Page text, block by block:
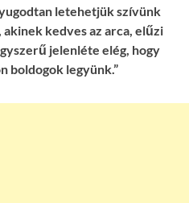
letehetjük szívünk
kedves az arca, elűzi
jelenléte elég, hogy
boldogok legyünk.”